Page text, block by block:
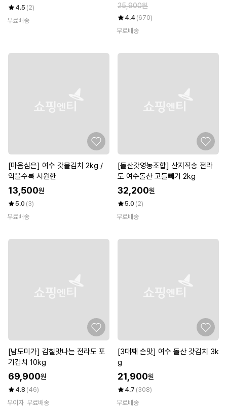
4.5 (2)
무료배송
25,900원
4.4 (670)
무료배송
[마음심은] 여수 갓물김치 2kg /
익을수록 시원한
13,500원
5.0 (3)
무료배송
[돌산갓영농조합] 산지직송 전라
도 여수돌산 고들빼기 2kg
32,200원
5.0 (2)
무료배송
[남도미가] 감칠맛나는 전라도 포
기김치 10kg
69,900원
4.8 (46)
무이자 무료배송
[3대째 손맛] 여수 돌산 갓김치 3k
g
21,900원
4.7 (308)
무료배송